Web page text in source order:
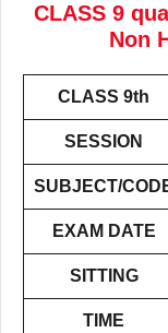
CLASS 9
Non
CLASS 9th
SESSION
SUBJECT/
EXAM DATE
SITTING
TIME